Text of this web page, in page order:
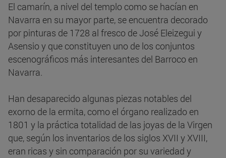
El camarín, a nivel del templo como se hacían en
Navarra en su mayor parte, se encuentra decorado
por pinturas de 1728 al fresco de José Eleizegui y
Asensio y que constituyen uno de los conjuntos
escenográficos más interesantes del Barroco en
Navarra.
Han desaparecido algunas piezas notables del
exorno de la ermita, como el órgano realizado en
1801 y la práctica totalidad de las joyas de la Virgen
que, según los inventarios de los siglos XVII y XVIII,
eran ricas y sin comparación por su variedad y